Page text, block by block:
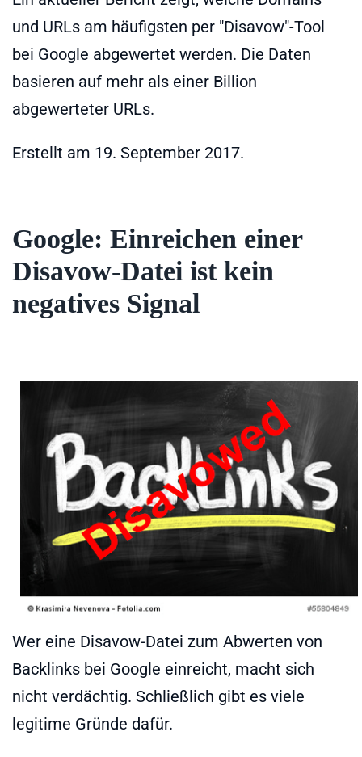
und URLs am häufigsten per "Disavow"-Tool
bei Google abgewertet werden. Die Daten
basieren auf mehr als einer Billion
abgewerteter URLs.
Erstellt am 19. September 2017.
Google: Einreichen einer
Disavow-Datei ist kein
negatives Signal
Wer eine Disavow-Datei zum Abwerten von
Backlinks bei Google einreicht, macht sich
nicht verdächtig. Schließlich gibt es viele
legitime Gründe dafür.